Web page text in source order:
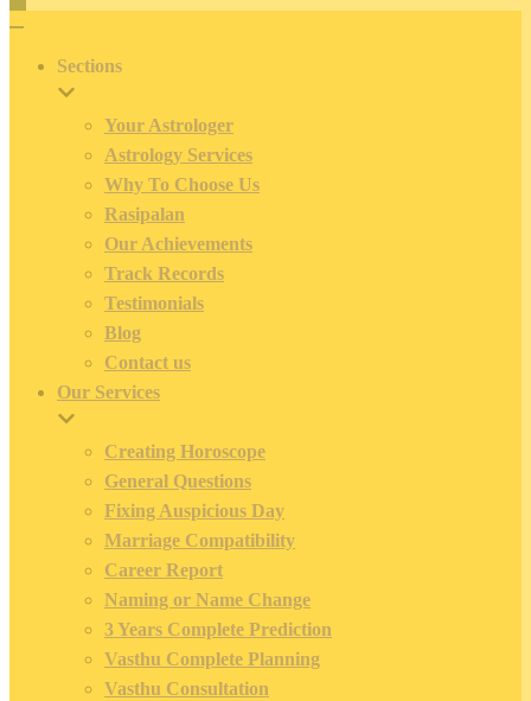
Toggle
Navigation
Sections
Your Astrologer
Astrology Services
Why To Choose Us
Rasipalan
Our Achievements
Track Records
Testimonials
Blog
Contact us
Our Services
Creating Horoscope
General Questions
Fixing Auspicious Day
Marriage Compatibility
Career Report
Naming or Name Change
3 Years Complete Prediction
Vasthu Complete Planning
Vasthu Consultation